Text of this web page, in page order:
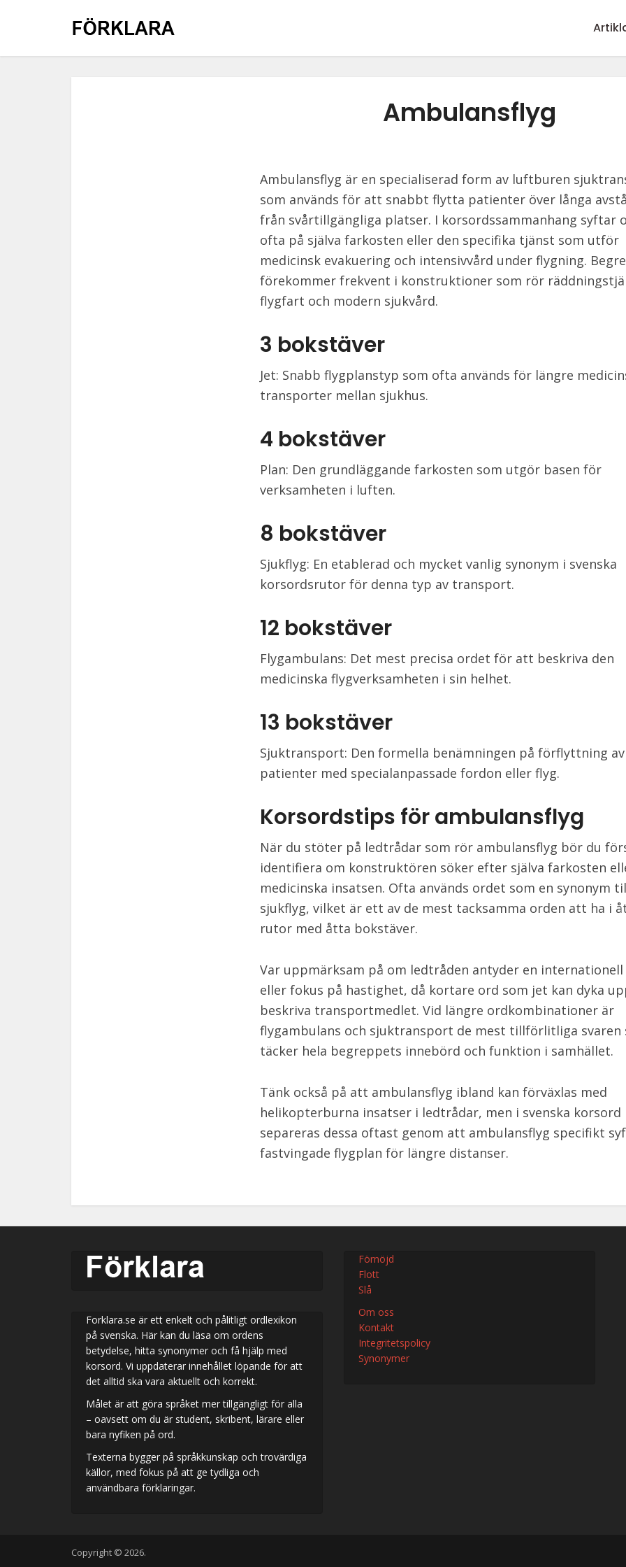
Ambulansflyg
Ambulansflyg är en specialiserad form av luftburen
som används för att snabbt flytta patienter över långa
från svårtillgängliga platser. I korsordssammanhang syftar
ofta på själva farkosten eller den specifika tjänst som utför
medicinsk evakuering och intensivvård under flygning.
förekommer frekvent i konstruktioner som rör
flygfart och modern sjukvård.
3 bokstäver
Jet: Snabb flygplanstyp som ofta används för längre
transporter mellan sjukhus.
4 bokstäver
Plan: Den grundläggande farkosten som utgör basen för
verksamheten i luften.
8 bokstäver
Sjukflyg: En etablerad och mycket vanlig synonym i svenska
korsordsrutor för denna typ av transport.
12 bokstäver
Flygambulans: Det mest precisa ordet för att beskriva den
medicinska flygverksamheten i sin helhet.
13 bokstäver
Sjuktransport: Den formella benämningen på förflyttning av
patienter med specialanpassade fordon eller flyg.
Korsordstips för ambulansflyg
När du stöter på ledtrådar som rör ambulansflyg bör du
identifiera om konstruktören söker efter själva farkosten
medicinska insatsen. Ofta används ordet som en synonym
sjukflyg, vilket är ett av de mest tacksamma orden att ha i
rutor med åtta bokstäver.
Var uppmärksam på om ledtråden antyder en
eller fokus på hastighet, då kortare ord som jet kan dyka
beskriva transportmedlet. Vid längre ordkombinationer är
flygambulans och sjuktransport de mest tillförlitliga svaren
täcker hela begreppets innebörd och funktion i samhället.
Tänk också på att ambulansflyg ibland kan förväxlas med
helikopterburna insatser i ledtrådar, men i svenska korsord
separeras dessa oftast genom att ambulansflyg specifikt
fastvingade flygplan för längre distanser.
Forklara.se är ett enkelt och pålitligt ordlexikon
på svenska. Här kan du läsa om ordens
betydelse, hitta synonymer och få hjälp med
korsord. Vi uppdaterar innehållet löpande för att
det alltid ska vara aktuellt och korrekt.
Målet är att göra språket mer tillgängligt för alla
– oavsett om du är student, skribent, lärare eller
bara nyfiken på ord.
Texterna bygger på språkkunskap och trovärdiga
källor, med fokus på att ge tydliga och
användbara förklaringar.
Förnöjd
Flott
Slå
Om oss
Kontakt
Integritetspolicy
Synonymer
Copyright © 2026.